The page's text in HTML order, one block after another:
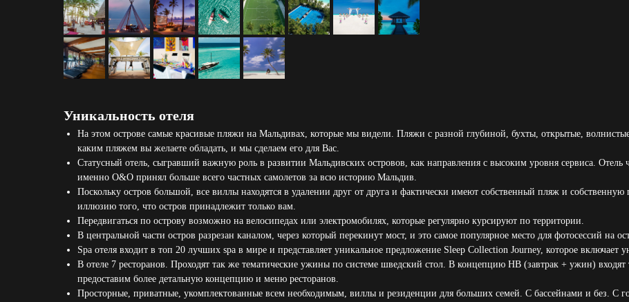
Уникальность отеля
На этом острове самые красивые пляжи на Мальдивах, которые мы видели. Пляжи с разной глубиной, бухты, открытые,
каким пляжем вы желаете обладать, и мы сделаем его для Вас.
Статусный отель, сыгравший важную роль в развитии Мальдивских островов, как направления с высоким уровня сервиса.
именно O&O принял больше всего частных самолетов за всю историю Мальдив.
Поскольку остров большой, все виллы находятся в удалении друг от друга и фактически имеют собственный пляж и
иллюзию того, что остров принадлежит только вам.
Передвигаться по острову возможно на велосипедах или электромобилях, которые регулярно курсируют по территории.
В центральной части остров разрезан каналом, через который перекинут мост, и это самое популярное место для фотосессий на
Spa отеля входит в топ 20 лучших spa в мире и представляет уникальное предложение Sleep Collection Journey, которое
В отеле 7 ресторанов. Проходят так же тематические ужины по системе шведский стол. В концепцию HB (завтрак + ужин)
предоставим более детальную концепцию и меню ресторанов.
Просторные, приватные, укомплектованные всем необходимым, виллы и резиденции для больших семей. С бассейнами и без. С